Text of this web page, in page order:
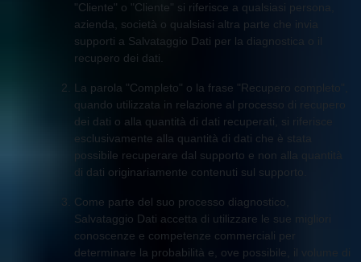
"Cliente" o "Cliente" si riferisce a qualsiasi persona,
azienda, società o qualsiasi altra parte che invia
supporti a Salvataggio Dati per la diagnostica o il
recupero dei dati.
La parola "Completo" o la frase "Recupero completo",
quando utilizzata in relazione al processo di recupero
dei dati o alla quantità di dati recuperati, si riferisce
esclusivamente alla quantità di dati che è stata
possibile recuperare dal supporto e non alla quantità
di dati originariamente contenuti sul supporto.
Come parte del suo processo diagnostico,
Salvataggio Dati accetta di utilizzare le sue migliori
conoscenze e competenze commerciali per
determinare la probabilità e, ove possibile, il volume di